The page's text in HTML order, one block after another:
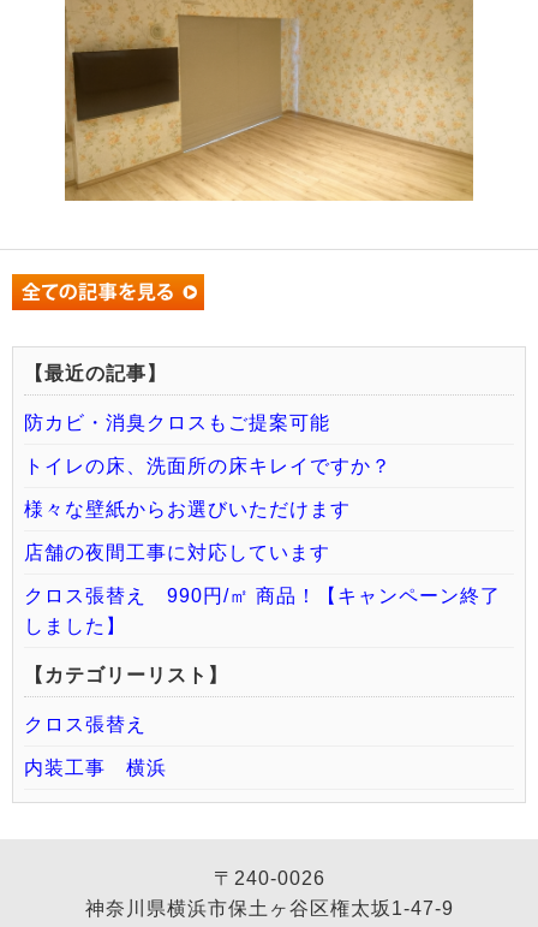
【最近の記事】
防カビ・消臭クロスもご提案可能
トイレの床、洗面所の床キレイですか？
様々な壁紙からお選びいただけます
店舗の夜間工事に対応しています
クロス張替え 990円/㎡ 商品！【キャンペーン終了
しました】
【カテゴリーリスト】
クロス張替え
内装工事 横浜
〒240-0026
神奈川県横浜市保土ヶ谷区権太坂1-47-9